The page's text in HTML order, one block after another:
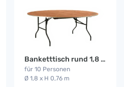
Banketttisch rund 1,8 m
für 10 Personen
Ø 1,8 x H 0,76 m